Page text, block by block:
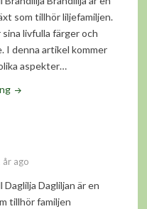
som tillhör liljefamiljen.
livfulla färger och
I denna artikel kommer
aspekter…
"Brandlilja"
år ago
Dagliljan är en
tillhör familjen